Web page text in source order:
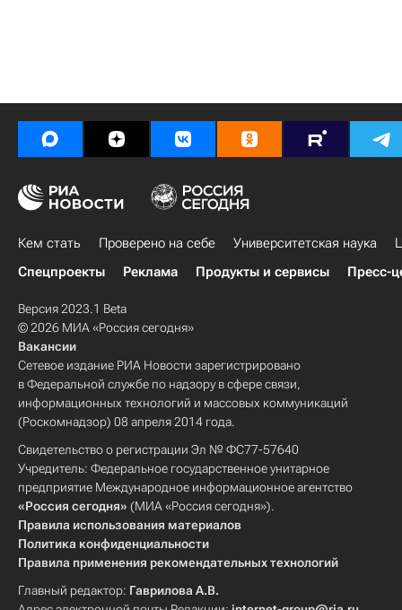
Кем стать Проверено на себе Университетская наука
Спецпроекты
Реклама Продукты и сервисы Пресс-
Версия 2023.1 Beta
© 2026 МИА «Россия сегодня»
Вакансии
Сетевое издание РИА Новости зарегистрировано
в Федеральной службе по надзору в сфере связи,
информационных технологий и массовых коммуникаций
(Роскомнадзор) 08 апреля 2014 года.
Свидетельство о регистрации Эл № ФС77-57640
Учредитель: Федеральное государственное унитарное
предприятие Международное информационное агентство
«Россия сегодня» (МИА «Россия сегодня»).
Правила использования материалов
Политика конфиденциальности
Правила применения рекомендательных технологий
Главный редактор: Гаврилова А.В.